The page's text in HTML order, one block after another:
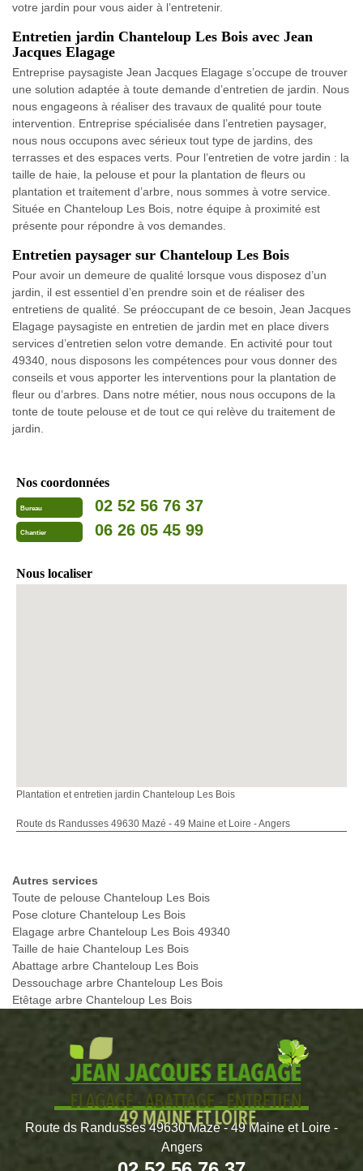
votre jardin pour vous aider à l’entretenir.
Entretien jardin Chanteloup Les Bois avec Jean
Jacques Elagage
Entreprise paysagiste Jean Jacques Elagage s’occupe de trouver
une solution adaptée à toute demande d’entretien de jardin. Nous
nous engageons à réaliser des travaux de qualité pour toute
intervention. Entreprise spécialisée dans l’entretien paysager,
nous nous occupons avec sérieux tout type de jardins, des
terrasses et des espaces verts. Pour l’entretien de votre jardin : la
taille de haie, la pelouse et pour la plantation de fleurs ou
plantation et traitement d’arbre, nous sommes à votre service.
Située en Chanteloup Les Bois, notre équipe à proximité est
présente pour répondre à vos demandes.
Entretien paysager sur Chanteloup Les Bois
Pour avoir un demeure de qualité lorsque vous disposez d’un
jardin, il est essentiel d’en prendre soin et de réaliser des
entretiens de qualité. Se préoccupant de ce besoin, Jean Jacques
Elagage paysagiste en entretien de jardin met en place divers
services d’entretien selon votre demande. En activité pour tout
49340, nous disposons les compétences pour vous donner des
conseils et vous apporter les interventions pour la plantation de
fleur ou d’arbres. Dans notre métier, nous nous occupons de la
tonte de toute pelouse et de tout ce qui relève du traitement de
jardin.
Nos coordonnées
Bureau 02 52 56 76 37
Chantier 06 26 05 45 99
Nous localiser
Plantation et entretien jardin Chanteloup Les Bois
Route ds Randusses 49630 Mazé - 49 Maine et Loire - Angers
Autres services
Toute de pelouse Chanteloup Les Bois
Pose cloture Chanteloup Les Bois
Elagage arbre Chanteloup Les Bois 49340
Taille de haie Chanteloup Les Bois
Abattage arbre Chanteloup Les Bois
Dessouchage arbre Chanteloup Les Bois
Etêtage arbre Chanteloup Les Bois
Route ds Randusses 49630 Mazé - 49 Maine et Loire -
Angers